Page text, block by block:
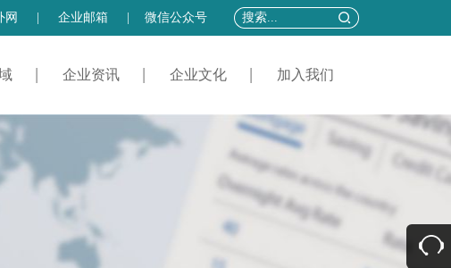
微信公众号
网 企业邮箱
企业资讯 企业文化 加入我们